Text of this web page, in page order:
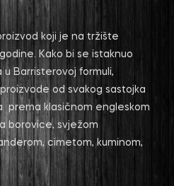
koji je na tržište
Kako bi se istaknuo
u Barristerovoj formuli,
od svakog sastojka
prema klasičnom engleskom
borovice, svježom
cimetom, kuminom,